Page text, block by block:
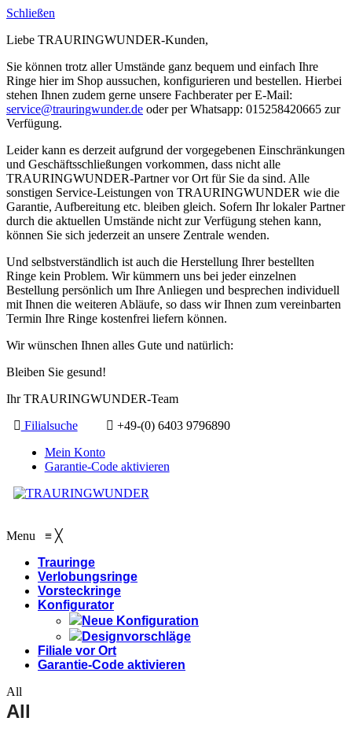
Schließen
Liebe TRAURINGWUNDER-Kunden,
Sie können trotz aller Umstände ganz bequem und einfach Ihre
Ringe hier im Shop aussuchen, konfigurieren und bestellen. Hierbei
stehen Ihnen zudem gerne unsere Fachberater per E-Mail:
service@trauringwunder.de oder per Whatsapp: 015258420665 zur
Verfügung.
Leider kann es derzeit aufgrund der vorgegebenen Einschränkungen
und Geschäftsschließungen vorkommen, dass nicht alle
TRAURINGWUNDER-Partner vor Ort für Sie da sind. Alle
sonstigen Service-Leistungen von TRAURINGWUNDER wie die
Garantie, Aufbereitung etc. bleiben gleich. Sofern Ihr lokaler Partner
durch die aktuellen Umstände nicht zur Verfügung stehen kann,
können Sie sich jederzeit an unsere Zentrale wenden.
Und selbstverständlich ist auch die Herstellung Ihrer bestellten
Ringe kein Problem. Wir kümmern uns bei jeder einzelnen
Bestellung persönlich um Ihre Anliegen und besprechen individuell
mit Ihnen die weiteren Abläufe, so dass wir Ihnen zum vereinbarten
Termin Ihre Ringe kostenfrei liefern können.
Wir wünschen Ihnen alles Gute und natürlich:
Bleiben Sie gesund!
Ihr TRAURINGWUNDER-Team
Filialsuche
+49-(0) 6403 9796890
Mein Konto
Garantie-Code aktivieren
Menu ≡ ╳
Trauringe
Verlobungsringe
Vorsteckringe
Konfigurator
Neue Konfiguration
Designvorschläge
Filiale vor Ort
Garantie-Code aktivieren
All
All